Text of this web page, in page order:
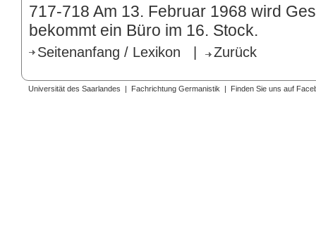
717-718 Am 13. Februar 1968 wird
bekommt ein Büro im 16. Stock.
Seitenanfang / Lexikon Zurück
Universität des Saarlandes | Fachrichtung Germanistik | Finden Sie uns auf